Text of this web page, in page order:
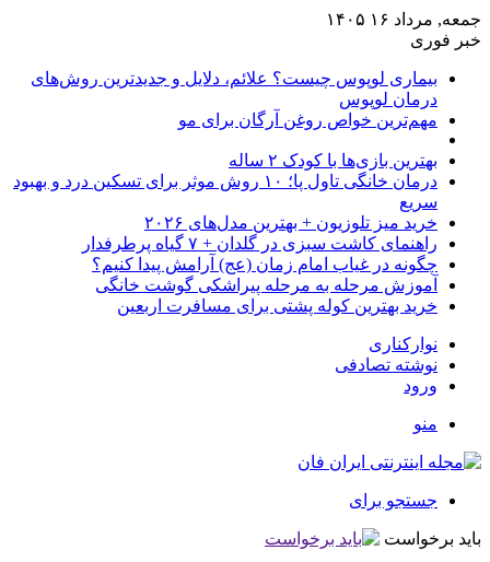
جمعه, مرداد ۱۶ ۱۴۰۵
خبر فوری
بیماری لوپوس چیست؟ علائم، دلایل و جدیدترین روش‌های
درمان لوپوس
مهم‌ترین خواص روغن آرگان برای مو
بهترین بازی‌ها با کودک ۲ ساله
درمان خانگی تاول پا؛ ۱۰ روش موثر برای تسکین درد و بهبود
سریع
خرید میز تلوزیون + بهترین مدل‌های ۲۰۲۶
راهنمای کاشت سبزی در گلدان + ۷ گیاه پرطرفدار
چگونه در غیاب امام زمان (عج) آرامش پیدا کنیم؟
آموزش مرحله به مرحله پیراشکی گوشت خانگی
خرید بهترین کوله پشتی برای مسافرت اربعین
نوارکناری
نوشته تصادفی
ورود
منو
جستجو برای
باید برخواست